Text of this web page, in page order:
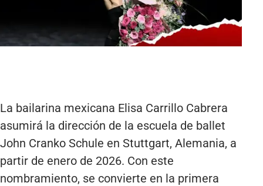
La bailarina mexicana Elisa Carrillo Cabrera
asumirá la dirección de la escuela de ballet
John Cranko Schule en Stuttgart, Alemania, a
partir de enero de 2026. Con este
nombramiento, se convierte en la primera